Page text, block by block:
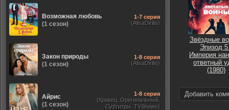
Звёздные
Эпизод
Империя
ответный
(1980)
Добавить
Возможная любовь
(1 сезон)
1-7 серия
(AlisaDirilis)
Закон природы
(1 сезон)
1-8 серия
(AlisaDirilis)
Айрис
(1 сезон)
1-8 серия
(Кравец, Оригинальный,
Субтитры, TVShows)